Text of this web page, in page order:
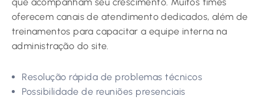
que acompanham seu crescimento. Muitos times
oferecem canais de atendimento dedicados, além de
treinamentos para capacitar a equipe interna na
administração do site.
Resolução rápida de problemas técnicos
Possibilidade de reuniões presenciais